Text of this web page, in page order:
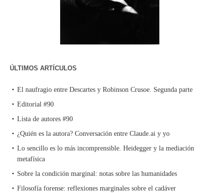
ÚLTIMOS ARTÍCULOS
El naufragio entre Descartes y Robinson Crusoe. Segunda parte
Editorial #90
Lista de autores #90
¿Quién es la autora? Conversación entre Claude.ai y yo
Lo sencillo es lo más incomprensible. Heidegger y la mediación
metafísica
Sobre la condición marginal: notas sobre las humanidades
Filosofía forense: reflexiones marginales sobre el cadáver